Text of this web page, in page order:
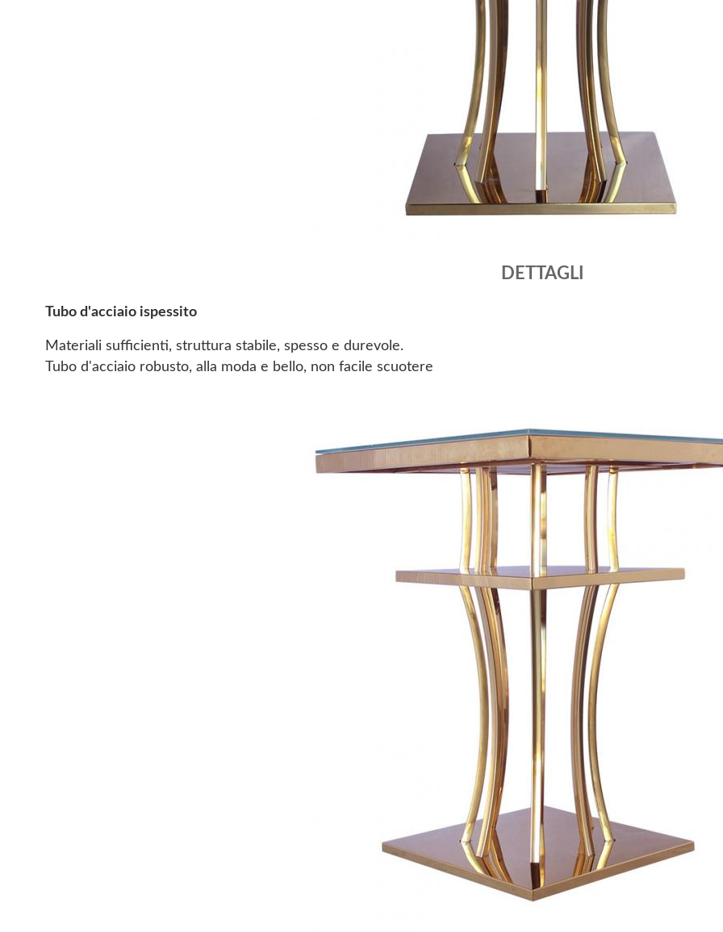
DETTAGLI
Tubo d'acciaio ispessito
Materiali sufficienti, struttura stabile, spesso e durevole.
Tubo d'acciaio robusto, alla moda e bello, non facile scuotere